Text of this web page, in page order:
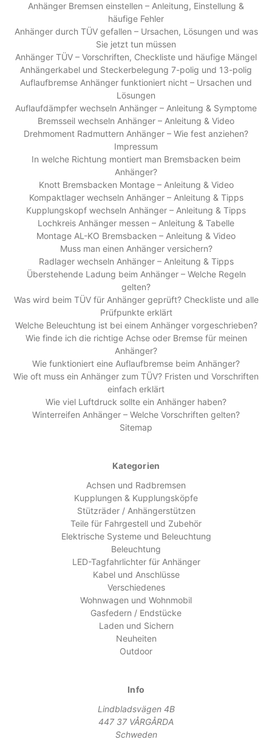
Anhänger Bremsen einstellen – Anleitung, Einstellung &
häufige Fehler
Anhänger durch TÜV gefallen – Ursachen, Lösungen und was
Sie jetzt tun müssen
Anhänger TÜV – Vorschriften, Checkliste und häufige Mängel
Anhängerkabel und Steckerbelegung 7-polig und 13-polig
Auflaufbremse Anhänger funktioniert nicht – Ursachen und
Lösungen
Auflaufdämpfer wechseln Anhänger – Anleitung & Symptome
Bremsseil wechseln Anhänger – Anleitung & Video
Drehmoment Radmuttern Anhänger – Wie fest anziehen?
Impressum
In welche Richtung montiert man Bremsbacken beim
Anhänger?
Knott Bremsbacken Montage – Anleitung & Video
Kompaktlager wechseln Anhänger – Anleitung & Tipps
Kupplungskopf wechseln Anhänger – Anleitung & Tipps
Lochkreis Anhänger messen – Anleitung & Tabelle
Montage AL-KO Bremsbacken – Anleitung & Video
Muss man einen Anhänger versichern?
Radlager wechseln Anhänger – Anleitung & Tipps
Überstehende Ladung beim Anhänger – Welche Regeln
gelten?
Was wird beim TÜV für Anhänger geprüft? Checkliste und alle
Prüfpunkte erklärt
Welche Beleuchtung ist bei einem Anhänger vorgeschrieben?
Wie finde ich die richtige Achse oder Bremse für meinen
Anhänger?
Wie funktioniert eine Auflaufbremse beim Anhänger?
Wie oft muss ein Anhänger zum TÜV? Fristen und Vorschriften
einfach erklärt
Wie viel Luftdruck sollte ein Anhänger haben?
Winterreifen Anhänger – Welche Vorschriften gelten?
Sitemap
Kategorien
Achsen und Radbremsen
Kupplungen & Kupplungsköpfe
Stützräder / Anhängerstützen
Teile für Fahrgestell und Zubehör
Elektrische Systeme und Beleuchtung
Beleuchtung
LED-Tagfahrlichter für Anhänger
Kabel und Anschlüsse
Verschiedenes
Wohnwagen und Wohnmobil
Gasfedern / Endstücke
Laden und Sichern
Neuheiten
Outdoor
Info
Lindbladsvägen 4B
447 37 VÅRGÅRDA
Schweden